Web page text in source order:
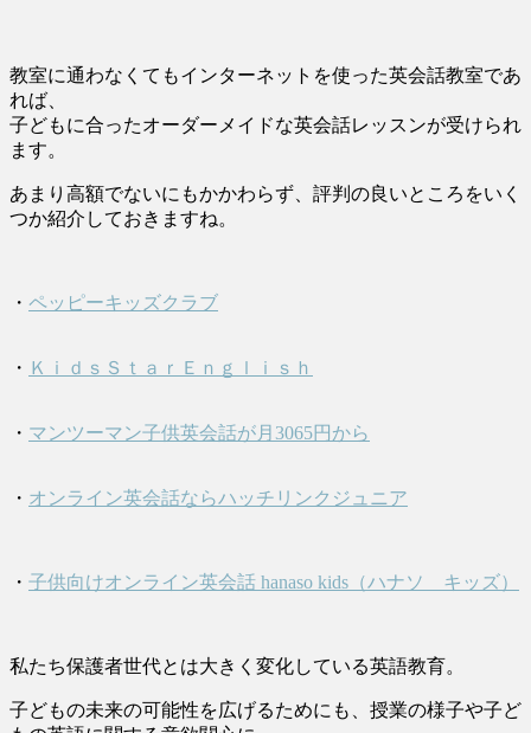
教室に通わなくてもインターネットを使った英会話教室であ
れば、
子どもに合ったオーダーメイドな英会話レッスンが受けられ
ます。
あまり高額でないにもかかわらず、評判の良いところをいく
つか紹介しておきますね。
・ ペッピーキッズクラブ
・ ＫｉｄｓＳｔａｒＥｎｇｌｉｓｈ
・ マンツーマン子供英会話が月3065円から
・ オンライン英会話ならハッチリンクジュニア
・ 子供向けオンライン英会話 hanaso kids（ハナソ キッズ）
私たち保護者世代とは大きく変化している英語教育。
子どもの未来の可能性を広げるためにも、授業の様子や子ど